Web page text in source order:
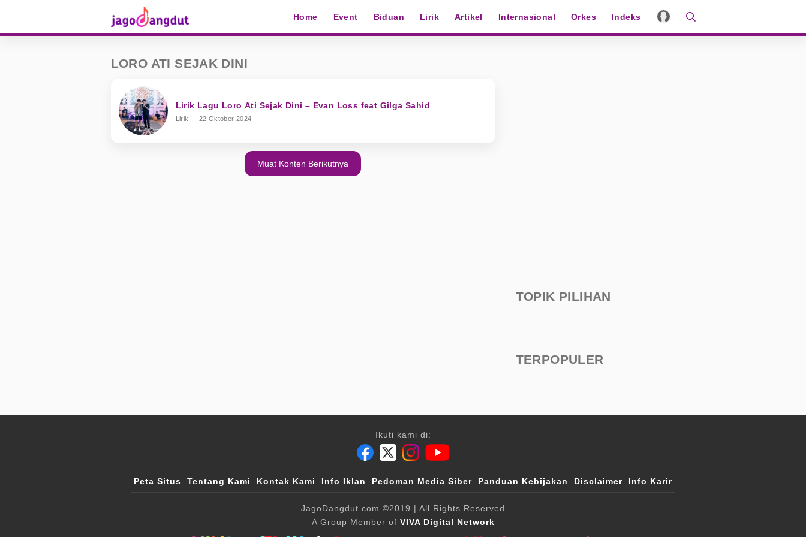
Home Event Biduan Lirik Artikel Internasional Orkes Indeks
LORO ATI SEJAK DINI
Lirik Lagu Loro Ati Sejak Dini – Evan Loss feat Gilga Sahid
Lirik 22 Oktober 2024
Muat Konten Berikutnya
TOPIK PILIHAN
TERPOPULER
Ikuti kami di:
Peta Situs Tentang Kami Kontak Kami Info Iklan Pedoman Media Siber Panduan Kebijakan Disclaimer Info Karir
JagoDangdut.com ©2019 | All Rights Reserved
A Group Member of VIVA Digital Network